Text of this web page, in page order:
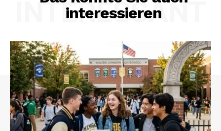
interessieren
INTERESSANT